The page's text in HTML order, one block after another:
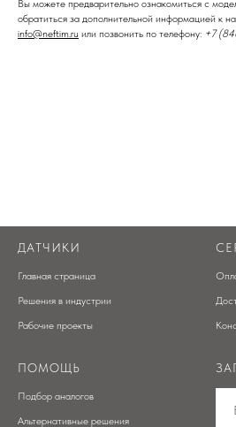
Вы можете предварительно ознакомиться с
обратиться за дополнительной информацией к
info@neftim.ru или позвонить по телефону: +7
ДАТЧИКИ
Главная страница
Решения в индустрии
Рабочие проекты
ПОМОЩЬ
Подбор аналогов
Альтернативные решения